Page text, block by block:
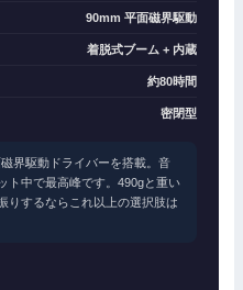
90mm 平面磁界駆動
着脱式ブーム + 内蔵
約80時間
密閉型
界駆動ドライバーを搭載。音
ト中で最高峰です。490gと重い
りするならこれ以上の選択肢は